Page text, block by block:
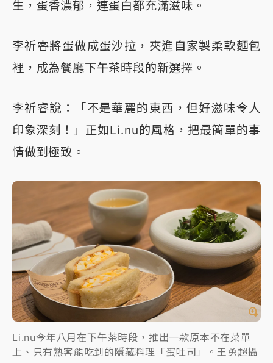
生，蛋香濃郁，連蛋白都充滿滋味。
李祈睿將蛋做成蛋沙拉，夾進自家製柔軟麵包
裡，成為餐廳下午茶時段的新選擇。
李祈睿說：「不是華麗的東西，但好滋味令人
印象深刻！」正如Li.nu的風格，把最簡單的事
情做到極致。
Li.nu今年八月在下午茶時段，推出一款原本不在菜單
上、只有熟客能吃到的隱藏料理「蛋吐司」。王勇超攝